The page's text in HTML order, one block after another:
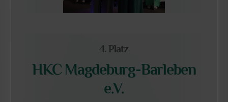
4. Platz
HKC Magdeburg-Barleben
e.V.